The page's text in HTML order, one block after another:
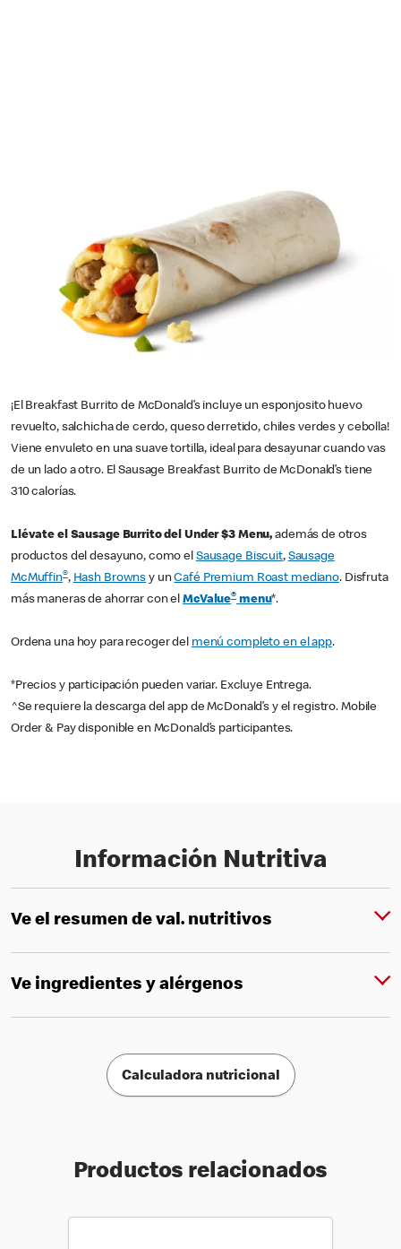
¡El Breakfast Burrito de McDonald’s incluye un esponjosito huevo
revuelto, salchicha de cerdo, queso derretido, chiles verdes y cebolla!
Viene envuleto en una suave tortilla, ideal para desayunar cuando vas
de un lado a otro. El Sausage Breakfast Burrito de McDonald’s tiene
310 calorías.
Llévate el Sausage Burrito del Under $3 Menu,además de otros
productos del desayuno, como el Sausage Biscuit, Sausage
McMuffin®, Hash Browns y unCafé Premium Roast mediano. Disfruta
más maneras de ahorrar con elMcValue® menu*.
Ordena una hoy para recoger del menú completo en el app.
*Precios y participación pueden variar. Excluye Entrega.
^Se requiere la descarga del app de McDonald’s y el registro. Mobile
Order & Pay disponible en McDonald’s participantes.
Información Nutritiva
Ve el resumen de val. nutritivos
Ve ingredientes y alérgenos
Calculadora nutricional
Productos relacionados